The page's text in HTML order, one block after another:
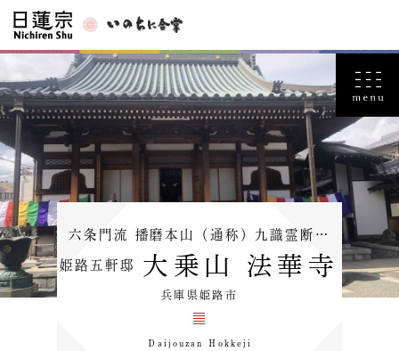
六条門流 播磨本山（通称）九識霊断…
姫路五軒邸 大乗山 法華寺
兵庫県姫路市
Ｄaijouzan Ｈokkeji